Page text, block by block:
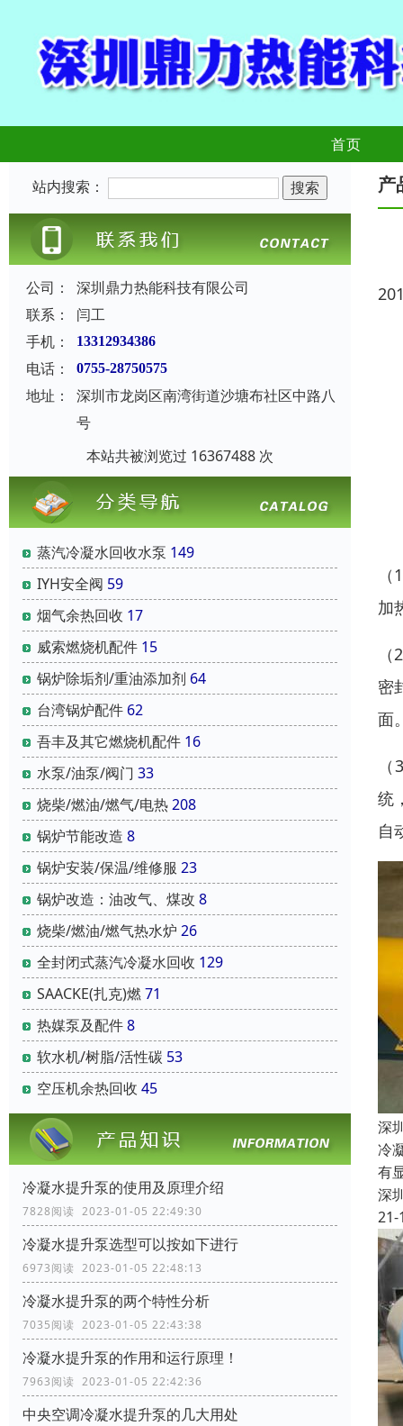
首页
站内搜索：
公司：
深圳鼎力热能科技有限公司
联系：
闫工
手机：
13312934386
电话： 0755-28750575
地址：
深圳市龙岗区南湾街道沙塘布社区中路八
号
本站共被浏览过 16367488 次
蒸汽冷凝水回收水泵 149
IYH安全阀 59
烟气余热回收 17
威索燃烧机配件 15
锅炉除垢剂/重油添加剂 64
台湾锅炉配件 62
吾丰及其它燃烧机配件 16
水泵/油泵/阀门 33
烧柴/燃油/燃气/电热208
锅炉节能改造 8
锅炉安装/保温/维修服 23
锅炉改造：油改气、煤改 8
烧柴/燃油/燃气热水炉 26
全封闭式蒸汽冷凝水回收 129
SAACKE(扎克)燃71
热媒泵及配件8
软水机/树脂/活性碳 53
空压机余热回收 45
冷凝水提升泵的使用及原理介绍
7828阅读 2023-01-05 22:49:30
冷凝水提升泵选型可以按如下进行
6973阅读 2023-01-05 22:48:13
冷凝水提升泵的两个特性分析
7035阅读 2023-01-05 22:43:38
冷凝水提升泵的作用和运行原理！
7963阅读 2023-01-05 22:42:36
中央空调冷凝水提升泵的几大用处
产
加
密
面
统
自
深
冷
有
深
21-